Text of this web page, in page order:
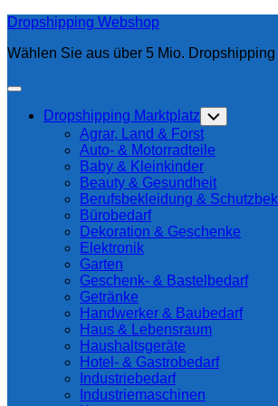
Skip
content
Dropshipping Webshop
Wählen Sie aus über 5 Mio.
Expand
Current
Page
Parent
Dropshipping Marktplatz Toggle
Child
Agrar, Land & Forst
Auto- & Motorradteile
Baby & Kleinkinder
Beauty & Gesundheit
Berufsbekleidung &
Bürobedarf
Dekoration & Geschenke
Elektronik
Garten
Geschenk- & Bastelbedarf
Getränke
Handwerker & Baubedarf
Haus & Lebensraum
Haushaltsgeräte
Hotel- & Gastrobedarf
Industriebedarf
Industriemaschinen